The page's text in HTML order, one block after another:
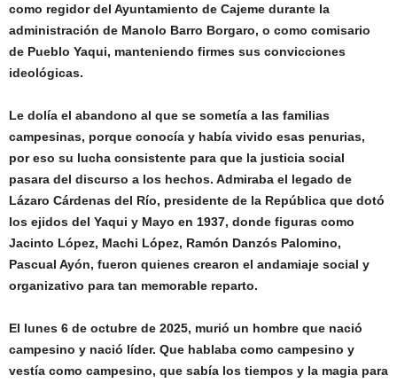
como regidor del Ayuntamiento de Cajeme durante la
administración de Manolo Barro Borgaro, o como comisario
de Pueblo Yaqui, manteniendo firmes sus convicciones
ideológicas.
Le dolía el abandono al que se sometía a las familias
campesinas, porque conocía y había vivido esas penurias,
por eso su lucha consistente para que la justicia social
pasara del discurso a los hechos. Admiraba el legado de
Lázaro Cárdenas del Río, presidente de la República que dotó
los ejidos del Yaqui y Mayo en 1937, donde figuras como
Jacinto López, Machi López, Ramón Danzós Palomino,
Pascual Ayón, fueron quienes crearon el andamiaje social y
organizativo para tan memorable reparto.
El lunes 6 de octubre de 2025, murió un hombre que nació
campesino y nació líder. Que hablaba como campesino y
vestía como campesino, que sabía los tiempos y la magia para